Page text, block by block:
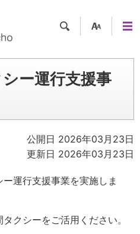
ツー
ル
ュー
ー運行支援事
公開日 2026年03月23日
更新日 2026年03月23日
運行支援事業を実施しま
クシーをご活用ください。